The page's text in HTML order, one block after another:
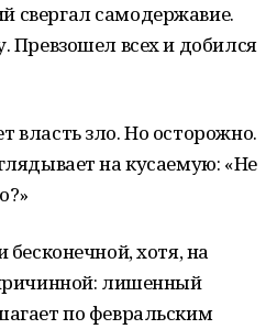
свергал самодержавие.
Превзошел всех и добился
власть зло. Но осторожно.
на кусаемую: «Не
бесконечной, хотя, на
лишенный
по февральским